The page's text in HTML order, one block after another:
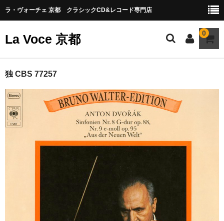
ラ・ヴォーチェ 京都 クラシックCD&レコード専門店
La Voce 京都 0
CATALOG LP
New arrival
交響曲・管弦楽曲
独 CBS 77257